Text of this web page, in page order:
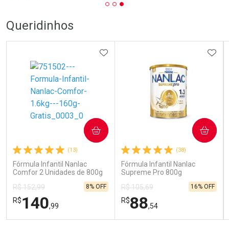
Queridinhos
(13)
Fórmula Infantil Nanlac
Comfor 2 Unidades de 800g
R$ 152,99
R$140,99
8% OFF
ADICIONAR AOS FAVORITOS
COMPRAR
(38)
Fórmula Infantil Nanlac
Supreme Pro 800g
R$ 105,69
R$88,54
16% OFF
COMPRAR